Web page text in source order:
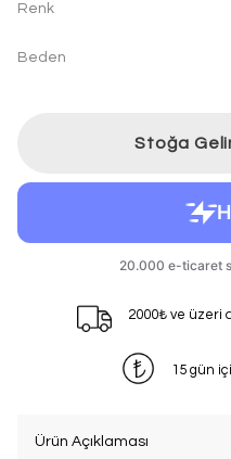
Renk
Beden
Stoğa
2000₺ ve üzeri
15 gün
Ürün Açıklaması